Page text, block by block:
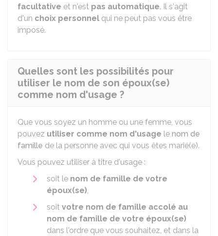
facultative et n'est pas automatique. Il s'agit
d'un choix personnel qui ne peut pas vous être
imposé.
Quelles sont les possibilités pour
utiliser le nom de son époux(se)
comme nom d'usage ?
Que vous soyez un homme ou une femme, vous
pouvez utiliser comme nom d'usage le nom de
famille de la personne avec qui vous êtes marié(e).
Vous pouvez utiliser à titre d'usage :
soit le nom de famille de votre
époux(se),
soit votre nom de famille accolé au
nom de famille de votre époux(se)
dans l'ordre que vous souhaitez, et dans la